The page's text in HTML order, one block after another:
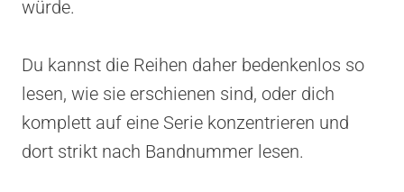
würde.
Du kannst die Reihen daher bedenkenlos so
lesen, wie sie erschienen sind, oder dich
komplett auf eine Serie konzentrieren und
dort strikt nach Bandnummer lesen.